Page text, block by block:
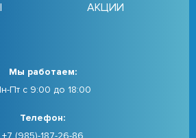
АКЦИИ
Мы работаем:
Пт с 9:00 до 18:00
Телефон:
+7 (985)-187-26-86